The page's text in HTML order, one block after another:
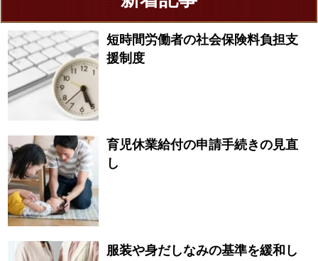
短時間労働者の社会保険料負担支
援制度
育児休業給付の申請手続きの見直
し
服装や身だしなみの基準を緩和し